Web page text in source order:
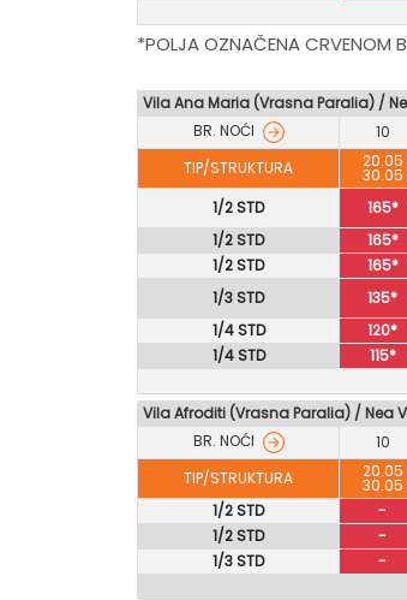
*POLJA OZNAČENA CRVENOM
Vila Ana Maria (Vrasna Paralia) /
BR. NOĆI
10
TIP/STRUKTURA
20.05
30.05
1/2 STD
165*
1/2 STD
165*
1/2 STD
165*
1/3 STD
135*
1/4 STD
120*
1/4 STD
115*
Vila Afroditi (Vrasna Paralia) / Nea
BR. NOĆI
10
TIP/STRUKTURA
20.05
30.05
1/2 STD
-
1/2 STD
-
1/3 STD
-